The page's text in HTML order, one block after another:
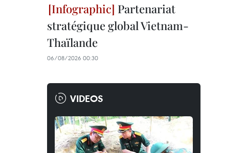
Partenariat
stratégique global Vietnam-
Thaïlande
06/08/2026 00:30
VIDEOS